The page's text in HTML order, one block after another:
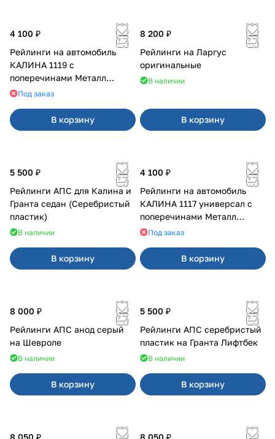
4 100 ₽
Рейлинги на автомобиль
КАЛИНА 1119 с
поперечинами Металл
Дизайн
Под заказ
В корзину
8 200 ₽
Рейлинги на Ларгус
оригинальные
В наличии
В корзину
5 500 ₽
Рейлинги АПС для Калина и
Гранта седан (Серебристый
пластик)
В наличии
В корзину
4 100 ₽
Рейлинги на автомобиль
КАЛИНА 1117 универсал с
поперечинами Металл
Дизайн
Под заказ
В корзину
8 000 ₽
Рейлинги АПС анод серый
на Шевроле
В наличии
В корзину
5 500 ₽
Рейлинги АПС серебристый
пластик на Гранта Лифтбек
В наличии
В корзину
8 050 ₽
8 050 ₽